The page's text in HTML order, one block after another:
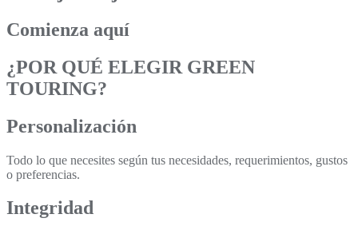
Comienza aquí
¿POR QUÉ ELEGIR GREEN
TOURING?
Personalización
Todo lo que necesites según tus necesidades, requerimientos, gustos
o preferencias.
Integridad